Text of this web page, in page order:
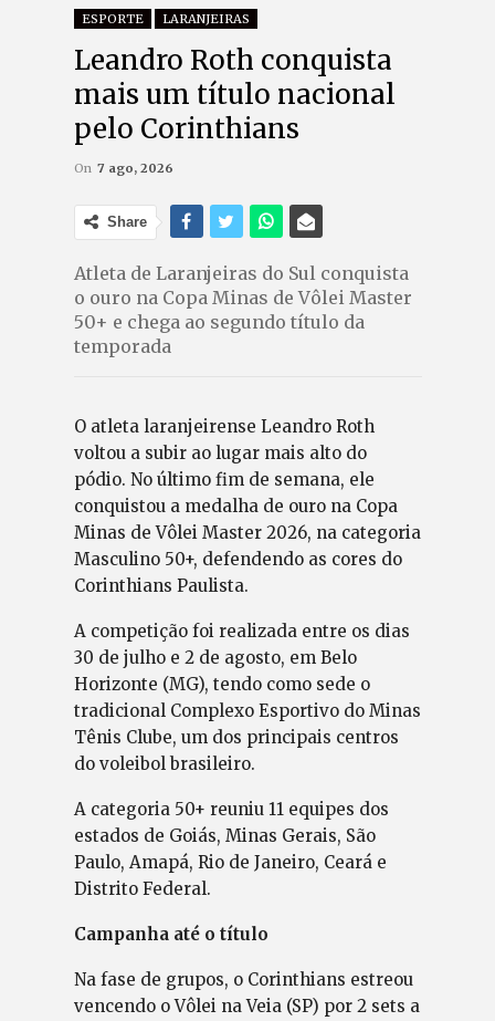
ESPORTE LARANJEIRAS
Leandro Roth conquista
mais um título nacional
pelo Corinthians
On 7 ago, 2026
Share
Atleta de Laranjeiras do Sul conquista
o ouro na Copa Minas de Vôlei Master
50+ e chega ao segundo título da
temporada
O atleta laranjeirense Leandro Roth
voltou a subir ao lugar mais alto do
pódio. No último fim de semana, ele
conquistou a medalha de ouro na Copa
Minas de Vôlei Master 2026, na categoria
Masculino 50+, defendendo as cores do
Corinthians Paulista.
A competição foi realizada entre os dias
30 de julho e 2 de agosto, em Belo
Horizonte (MG), tendo como sede o
tradicional Complexo Esportivo do Minas
Tênis Clube, um dos principais centros
do voleibol brasileiro.
A categoria 50+ reuniu 11 equipes dos
estados de Goiás, Minas Gerais, São
Paulo, Amapá, Rio de Janeiro, Ceará e
Distrito Federal.
Campanha até o título
Na fase de grupos, o Corinthians estreou
vencendo o Vôlei na Veia (SP) por 2 sets a